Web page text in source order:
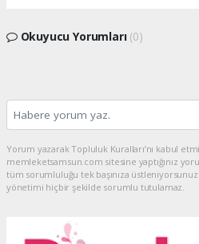
Okuyucu Yorumları (0)
Yorum yazarak Topluluk Kuralları’nı kabul
memleketsamsun.com sitesine yaptığınız
tüm sorumluluğu tek başınıza
yönetimi hiçbir şekilde sorumlu tutulamaz.